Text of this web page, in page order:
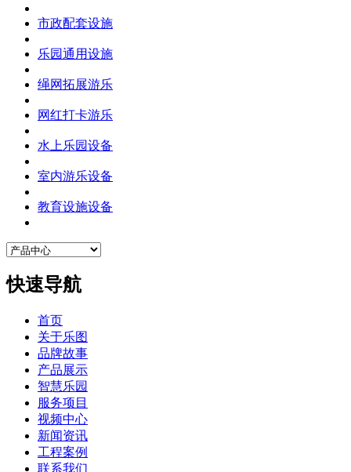
市政配套设施
乐园通用设施
绳网拓展游乐
网红打卡游乐
水上乐园设备
室内游乐设备
教育设施设备
快速导航
首页
关于乐图
品牌故事
产品展示
智慧乐园
服务项目
视频中心
新闻资讯
工程案例
联系我们